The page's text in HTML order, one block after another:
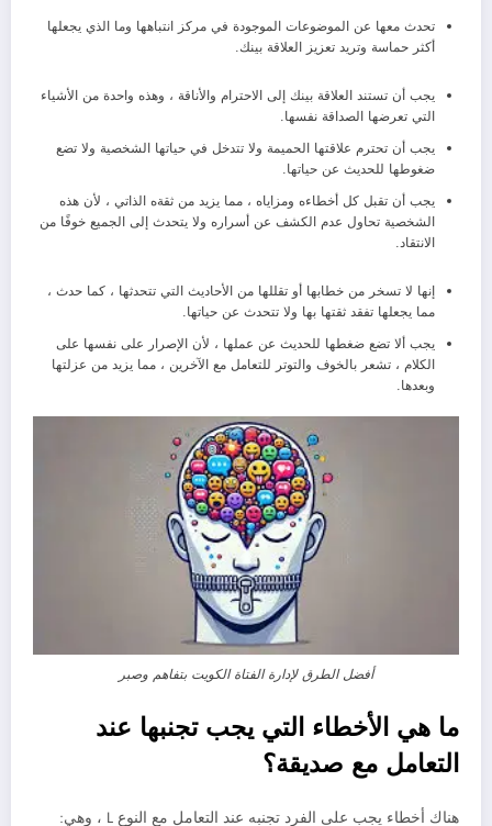
تحدث معها عن الموضوعات الموجودة في مركز انتباهها وما الذي يجعلها
أكثر حماسة وتريد تعزيز العلاقة بينك.
يجب أن تستند العلاقة بينك إلى الاحترام والأناقة ، وهذه واحدة من الأشياء
التي تعرضها الصداقة نفسها.
يجب أن تحترم علاقتها الحميمة ولا تتدخل في حياتها الشخصية ولا تضع
ضغوطها للحديث عن حياتها.
يجب أن تقبل كل أخطاءه ومزاياه ، مما يزيد من ثقةه الذاتي ، لأن هذه
الشخصية تحاول عدم الكشف عن أسراره ولا يتحدث إلى الجميع خوفًا من
الانتقاد.
إنها لا تسخر من خطابها أو تقللها من الأحاديث التي تتحدثها ، كما حدث ،
مما يجعلها تفقد ثقتها بها ولا تتحدث عن حياتها.
يجب ألا تضع ضغطها للحديث عن عملها ، لأن الإصرار على نفسها على
الكلام ، تشعر بالخوف والتوتر للتعامل مع الآخرين ، مما يزيد من عزلتها
وبعدها.
أفضل الطرق لإدارة الفتاة الكويت بتفاهم وصبر
ما هي الأخطاء التي يجب تجنبها عند
التعامل مع صديقة؟
هناك أخطاء يجب على الفرد تجنبه عند التعامل مع النوع L ، وهي: